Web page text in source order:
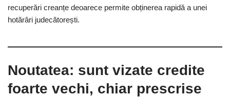
recuperări creanțe deoarece permite obținerea rapidă a unei
hotărâri judecătorești.
Noutatea: sunt vizate credite
foarte vechi, chiar prescrise